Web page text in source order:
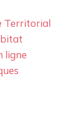
Territorial
ligne